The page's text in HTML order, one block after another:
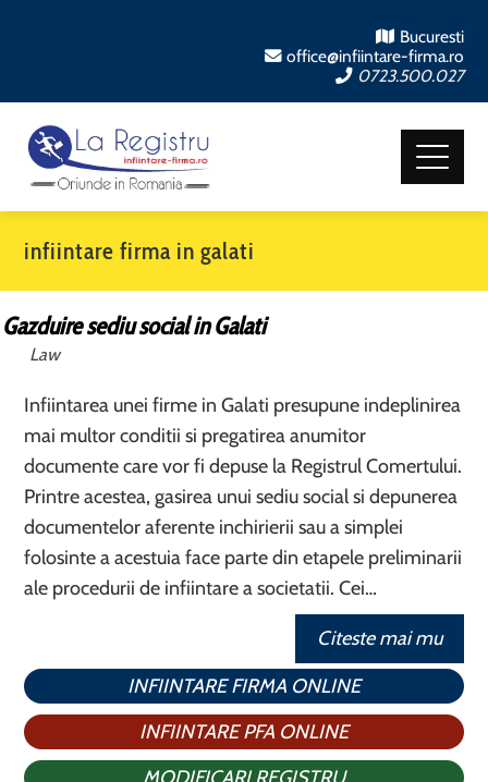
Bucuresti
office@infiintare-firma.ro
0723.500.027
infiintare firma in galati
Gazduire sediu social in Galati
Law
Infiintarea unei firme in Galati presupune indeplinirea
mai multor conditii si pregatirea anumitor
documente care vor fi depuse la Registrul Comertului.
Printre acestea, gasirea unui sediu social si depunerea
documentelor aferente inchirierii sau a simplei
folosinte a acestuia face parte din etapele preliminarii
ale procedurii de infiintare a societatii. Cei…
Citeste mai mu
INFIINTARE FIRMA ONLINE
INFIINTARE PFA ONLINE